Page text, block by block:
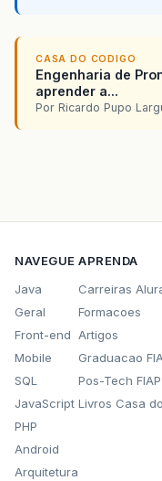
CASA DO CODIGO
Engenharia de
aprender a...
Por Ricardo Pupo
NAVEGUE
Java
Geral
Front-end
Mobile
SQL
JavaScript
PHP
Android
Arquitetura
APRENDA
Carreiras
Formacoes
Artigos
Graduacao
Pos-Tech FIAP
Livros Casa